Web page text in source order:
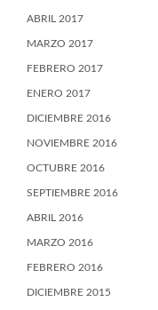
ABRIL 2017
MARZO 2017
FEBRERO 2017
ENERO 2017
DICIEMBRE 2016
NOVIEMBRE 2016
OCTUBRE 2016
SEPTIEMBRE 2016
ABRIL 2016
MARZO 2016
FEBRERO 2016
DICIEMBRE 2015